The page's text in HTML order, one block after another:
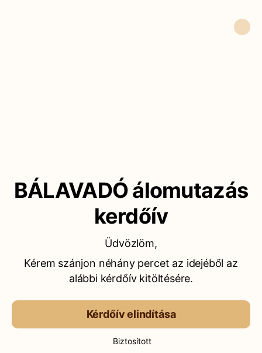
BÁLAVADÓ álomutazás
kerdőív
Üdvözlöm,
Kérem szánjon néhány percet az idejéből az
alábbi kérdőív kitöltésére.
Kérdőív elindítása
Biztosított